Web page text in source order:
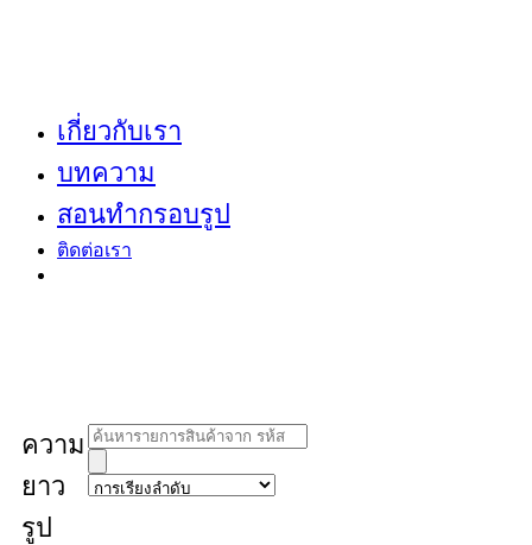
เกี่ยวกับเรา
บทความ
สอนทำกรอบรูป
ติดต่อเรา
ความ
ยาว
รูป
Products
search